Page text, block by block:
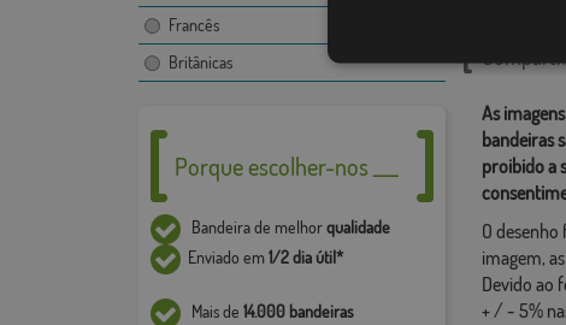
Francês
Britânicas
Porque escolher-nos ___
Bandeira de melhorqualidade
Enviado em1/2 dia útil*
Mais de 14.000 bandeiras
As
bandeiras
proibido a
O
imagem,
Devido ao
+ / - 5%